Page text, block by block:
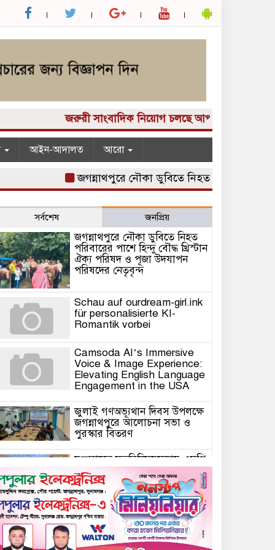
জরুরী সাংবাদিক নিয়োগ চলছে আপনার কাছে একটি
আইন-আদালত আরো
জগন্নাথপুরে নৌকা ডুবিতে নিহত পরিবারের পাশে
সর্বশেষ জনপ্রিয়
জগন্নাথপুরে নৌকা ডুবিতে নিহত
পরিবারের পাশে হিন্দু বৌদ্ধ খ্রিস্টান
ঐক্য পরিষদ ও পূজা উদযাপন
পরিষদের নেতৃবৃন্দ
Schau auf ourdream-girl.ink
für personalisierte KI-
Romantik vorbei
Camsoda AI’s Immersive
Voice & Image Experience:
Elevating English Language
Engagement in the USA
জুলাই গণঅভ্যূথান দিবস উপলক্ষে
জগন্নাথপুরে আলোচনা সভা ও
পুরস্কার বিতরণ
যুক্তরাজ্যে মতবিনিময়সভায় এমপি
কয়ছর এম আহমেদ: জগন্নাথপুর-
শান্তিগঞ্জ আর কখনো অবহেলিত
থাকবে না
Come l’AI in Conversazione
Golove Mantiene Risposte
Naturali e Rapide